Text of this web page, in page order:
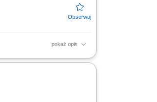
pokaż opis
materiałów